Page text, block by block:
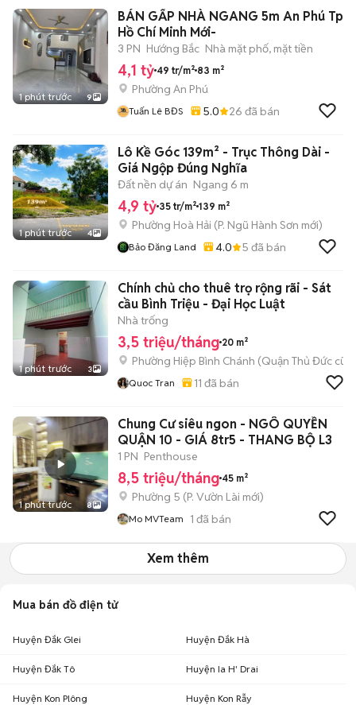
1 phút trước 9
BÁN GẤP NHÀ NGANG 5m An Phú Tp
Hồ Chí Minh Mới-
3 PN Hướng Bắc Nhà mặt phố, mặt tiền
4,1 tỷ 49 tr/m² 83 m²
Phường An Phú
Tuấn Lê BĐS 5.0 26 đã bán
1 phút trước 4
Lô Kề Góc 139m² - Trục Thông Dài -
Giá Ngộp Đúng Nghĩa
Đất nền dự án Ngang 6 m
4,9 tỷ 35 tr/m² 139 m²
Phường Hoà Hải (P. Ngũ Hành Sơn mới)
Bảo Đăng Land 4.0 5 đã bán
1 phút trước 3
Chính chủ cho thuê trọ rộng rãi - Sát
cầu Bình Triệu - Đại Học Luật
Nhà trống
3,5 triệu/tháng 20 m²
Phường Hiệp Bình Chánh (Quận Thủ Đức cũ)
Quoc Tran 11 đã bán
1 phút trước 8
Chung Cư siêu ngon - NGÔ QUYỀN
QUẬN 10 - GIÁ 8tr5 - THANG BỘ L3
1 PN Penthouse
8,5 triệu/tháng 45 m²
Phường 5 (P. Vườn Lài mới)
Mo MVTeam 1 đã bán
Xem thêm
Mua bán đồ điện tử
Huyện Đắk Glei Huyện Đắk Hà
Huyện Đắk Tô Huyện Ia H' Drai
Huyện Kon Plông Huyện Kon Rẫy